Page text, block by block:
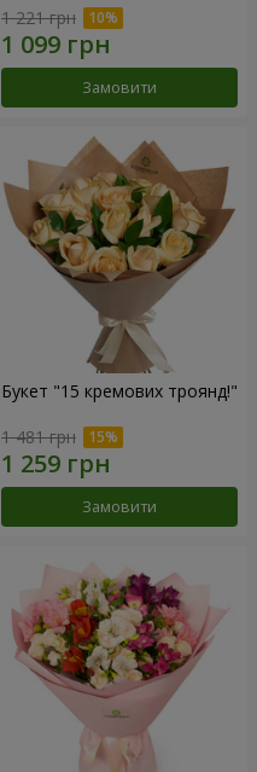
1 221 грн
Замовити
Букет "15 кремових троянд!"
1 481 грн
Замовити